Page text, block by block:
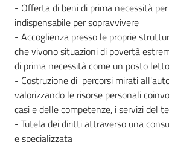
- Offerta di beni di prima necessità
indispensabile per sopravvivere
- Accoglienza presso le proprie
che vivono situazioni di povertà
di prima necessità come un posto
- Costruzione di percorsi mirati
valorizzando le risorse personali
casi e delle competenze, i servizi del
- Tutela dei diritti attraverso una
e specializzata